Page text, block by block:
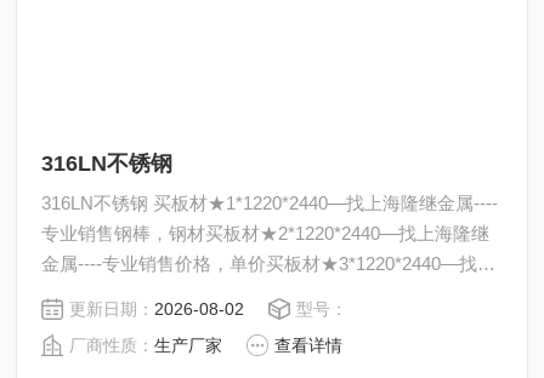
316LN不锈钢
316LN不锈钢 买板材★1*1220*2440—找上海隆继金属----
专业销售钢棒，钢材买板材★2*1220*2440—找上海隆继
金属----专业销售价格，单价买板材★3*1220*2440—找上
海隆继金属----专业销售材料，零销
更新日期： 2026-08-02
型号：
厂商性质：生产厂家 查看详情